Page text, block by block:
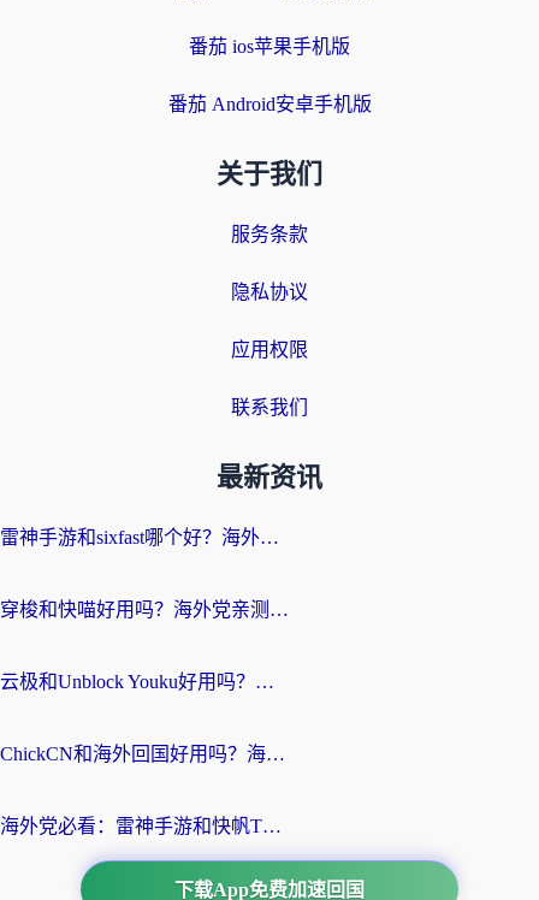
番茄 ios苹果手机版
番茄 Android安卓手机版
关于我们
服务条款
隐私协议
应用权限
联系我们
最新资讯
雷神手游和sixfast哪个好？海外党亲测3款回国加速器，教你选对不踩坑
穿梭和快喵好用吗？海外党亲测：小众加速器对比+番茄加速器深度体验
云极和Unblock Youku好用吗？海外党亲测+2026回国加速器避坑指南
ChickCN和海外回国好用吗？海外党2026亲测：从手游到影音，选对加速器的3个关键
海外党必看：雷神手游和快帆TV版好用吗？3步选对回国加速器不踩坑
下载App免费加速回国